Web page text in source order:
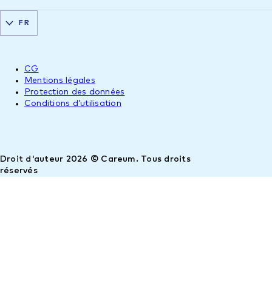
Droit d'auteur 2026 © Careum. Tous droits
réservés
CG
Mentions légales
Protection des données
Conditions d’utilisation
FR